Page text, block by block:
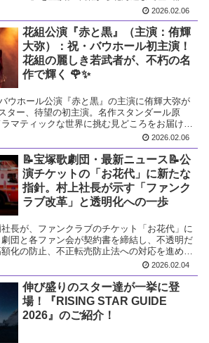
2026.02.06
花組公演『赤と黒』（主演：侑輝
大弥）：祝・バウホール初主演！
花組の麗しき若武者が、不朽の名
作で輝く 🌹✨
ウホール公演『赤と黒』の主演に侑輝大弥が
ター、待望の初主演。名作スタンダール原
マティックな世界に挑む見どころをお届けし
2026.02.06
📝宝塚歌劇団・最新ニュース📝公
演チケットの「お花代」に新たな
指針。村上社長が示す「ファンク
ラブ改革」と透明化への一歩
長が、ファンクラブのチケット「お花代」に
団と各ファン会が契約書を締結し、不透明だ
化の防止、不正転売防止法への対応を進める
2026.02.04
伸び盛りのスター達が一挙に登
場！『RISING STAR GUIDE
2026』のご紹介！